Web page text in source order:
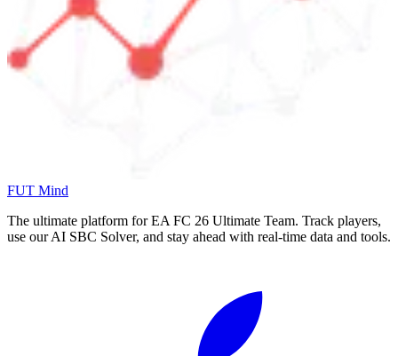
FUT Mind
The ultimate platform for EA FC 26 Ultimate Team. Track players,
use our AI SBC Solver, and stay ahead with real-time data and tools.